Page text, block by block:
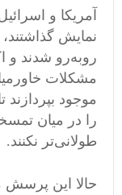
آمریکا و
نمایش
روبه‌رو شدند و
مشکلات
موجود بپردازند
را در میان
طولانی‌تر نکنند.
حالا این